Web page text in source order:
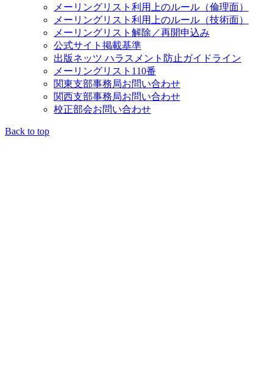
メーリングリスト利用上のルール（倫理面）
メーリングリスト利用上のルール（技術面）
メーリングリスト解除／再開申込み
公式サイト掲載基準
出版ネッツ ハラスメント防止ガイドライン
メーリングリスト110番
関東支部事務局お問い合わせ
関西支部事務局お問い合わせ
校正部会お問い合わせ
Back to top